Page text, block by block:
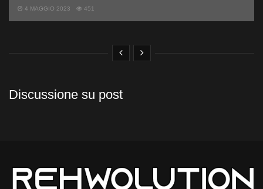
4 MAGGIO 2023 451
Discussione su post